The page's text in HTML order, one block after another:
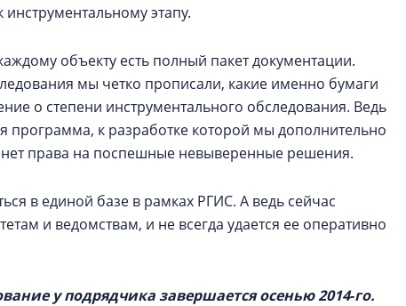
этапу.
объекту есть полный пакет документации.
мы четко прописали, какие именно бумаги
о степени инструментального обследования. Ведь
программа, к разработке которой мы дополнительно
права на поспешные невыверенные решения.
в единой базе в рамках РГИС. А ведь сейчас
и ведомствам, и не всегда удается ее оперативно
у подрядчика завершается осенью 2014‑го.